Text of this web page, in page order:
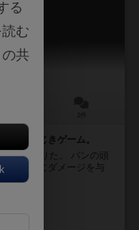
のおはじきゲーム。
舞い降りた。 パンの頭
ンマンにダメージを与
る
む
共